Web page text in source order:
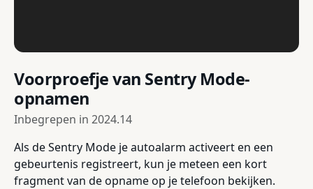
Voorproefje van Sentry Mode-
opnamen
Inbegrepen in 2024.14
Als de Sentry Mode je autoalarm activeert en een
gebeurtenis registreert, kun je meteen een kort
fragment van de opname op je telefoon bekijken.